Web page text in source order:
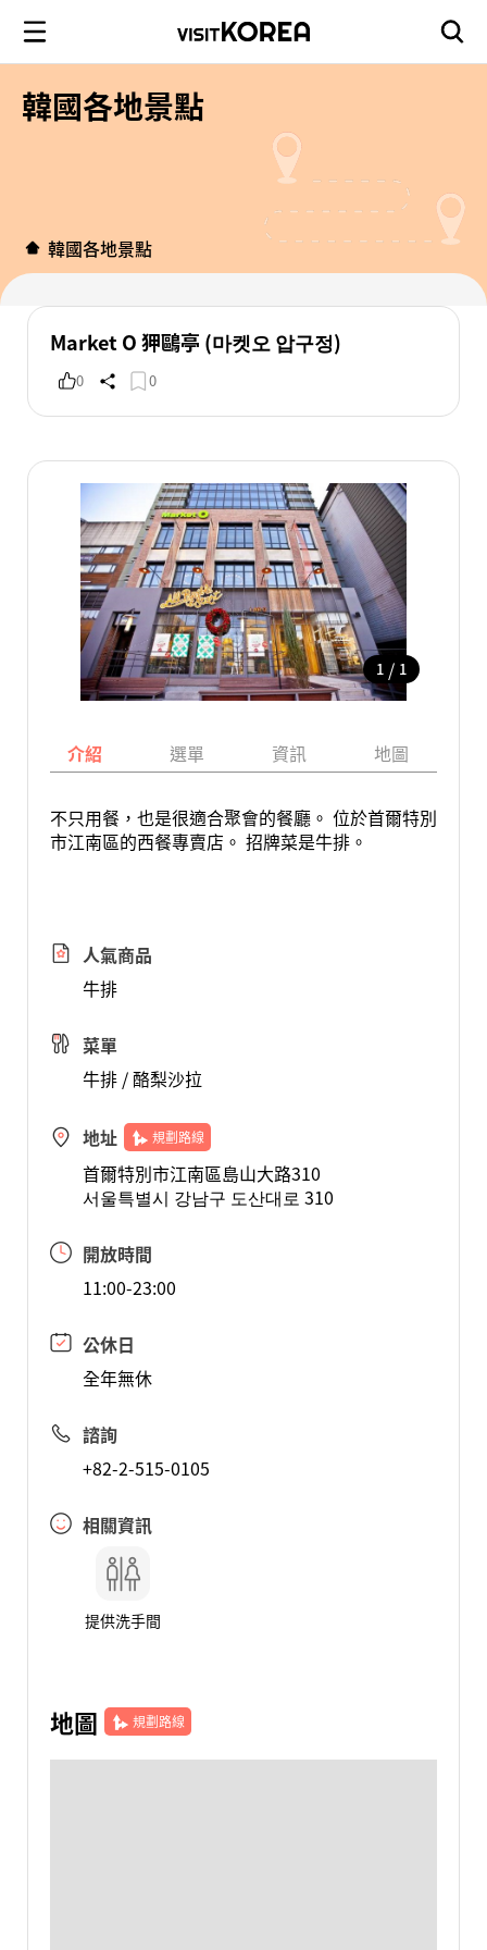
韓國各地景點
韓國各地景點
Market O 狎鷗亭 (마켓오 압구정)
0 0
1 / 1
介紹 選單 資訊 地圖
不只用餐，也是很適合聚會的餐廳。 位於首爾特別
市江南區的西餐專賣店。 招牌菜是牛排。
人氣商品
牛排
菜單
牛排 / 酪梨沙拉
地址 規劃路線
首爾特別市江南區島山大路310
서울특별시 강남구 도산대로 310
開放時間
11:00-23:00
公休日
全年無休
諮詢
+82-2-515-0105
相關資訊
提供洗手間
地圖 規劃路線